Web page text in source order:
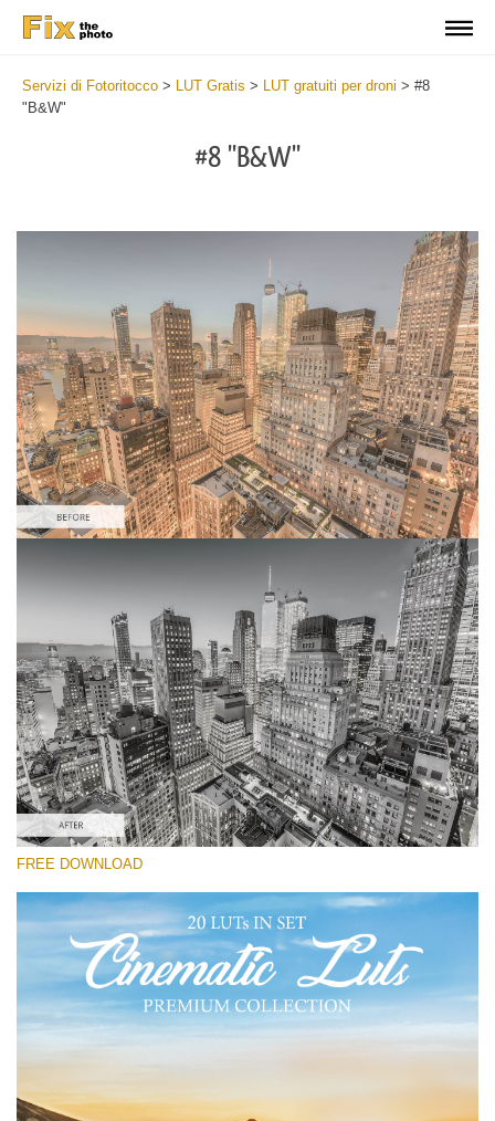
Servizi di Fotoritocco > LUT Gratis > LUT gratuiti per droni > #8
"B&W"
#8 "B&W"
Si prega di Selezionare
Premium Cinematic LUTs
Must-Have Collection (160 LUTs)
Entire Collection (260 LUTs)
Download Gratuito
FREE DOWNLOAD